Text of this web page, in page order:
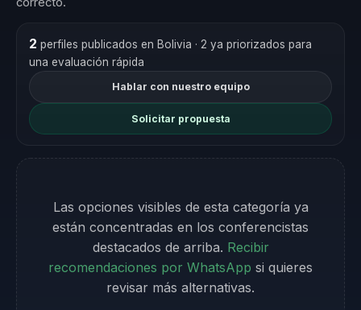
2 perfiles publicados en Bolivia · 2 ya priorizados para
una evaluación rápida
Hablar con nuestro equipo
Solicitar propuesta
Las opciones visibles de esta categoría ya
están concentradas en los conferencistas
destacados de arriba. Recibir
recomendaciones por WhatsApp si quieres
revisar más alternativas.